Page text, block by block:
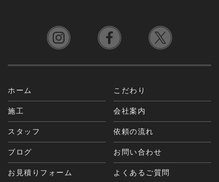
ホーム こだわり
施工 会社案内
スタッフ 依頼の流れ
ブログ お問い合わせ
お見積りフォーム よくあるご質問